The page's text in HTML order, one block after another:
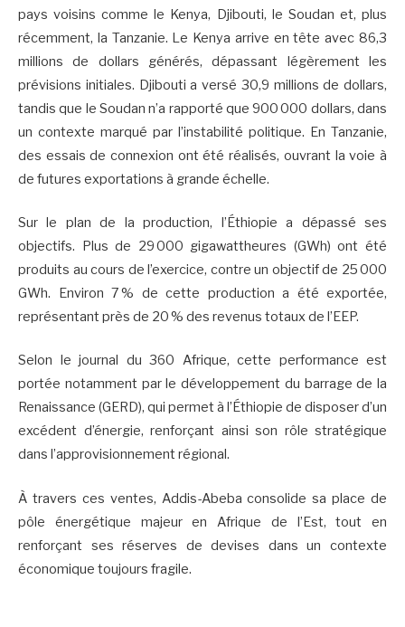
pays voisins comme le Kenya, Djibouti, le Soudan et, plus
récemment, la Tanzanie. Le Kenya arrive en tête avec 86,3
millions de dollars générés, dépassant légèrement les
prévisions initiales. Djibouti a versé 30,9 millions de dollars,
tandis que le Soudan n’a rapporté que 900 000 dollars, dans
un contexte marqué par l’instabilité politique. En Tanzanie,
des essais de connexion ont été réalisés, ouvrant la voie à
de futures exportations à grande échelle.
Sur le plan de la production, l’Éthiopie a dépassé ses
objectifs. Plus de 29 000 gigawattheures (GWh) ont été
produits au cours de l’exercice, contre un objectif de 25 000
GWh. Environ 7 % de cette production a été exportée,
représentant près de 20 % des revenus totaux de l’EEP.
Selon le journal du 360 Afrique, cette performance est
portée notamment par le développement du barrage de la
Renaissance (GERD), qui permet à l’Éthiopie de disposer d’un
excédent d’énergie, renforçant ainsi son rôle stratégique
dans l’approvisionnement régional.
À travers ces ventes, Addis-Abeba consolide sa place de
pôle énergétique majeur en Afrique de l’Est, tout en
renforçant ses réserves de devises dans un contexte
économique toujours fragile.